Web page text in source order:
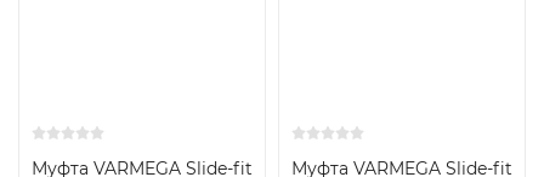
Муфта VARMEGA Slide-fit
Муфта VARMEGA Slide-fit